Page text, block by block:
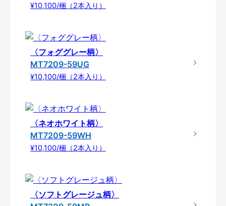
¥10,100/梱（2本入り）
〈フォググレー柄〉
MT7209-59UG
¥10,100/梱（2本入り）
〈ネオホワイト柄〉
MT7209-59WH
¥10,100/梱（2本入り）
〈ソフトグレージュ柄〉